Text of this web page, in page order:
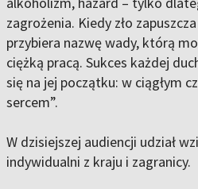
zagrożenia. Kiedy zło
przybiera nazwę wady, którą
ciężką pracą. Sukces każdej
się na jej początku: w ciągłym
sercem”.
W dzisiejszej audiencji udział
indywidualni z kraju i zagranicy.